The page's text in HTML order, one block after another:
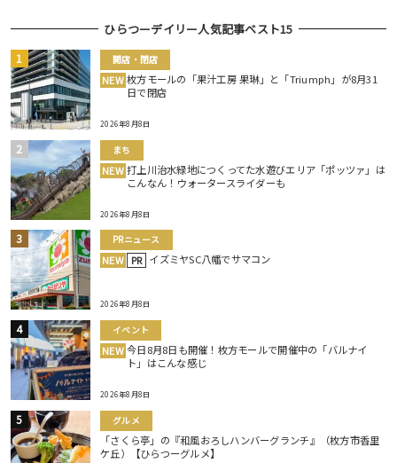
ひらつーデイリー人気記事ベスト15
開店・閉店
NEW 枚方モールの「果汁工房 果琳」と「Triumph」が8月31
日で閉店
2026年8月8日
まち
NEW 打上川治水緑地につくってた水遊びエリア「ポッツァ」は
こんなん！ウォータースライダーも
2026年8月8日
PRニュース
NEW PR イズミヤSC八幡でサマコン
2026年8月8日
イベント
NEW 今日8月8日も開催！枚方モールで開催中の「バルナイ
ト」はこんな感じ
2026年8月8日
グルメ
「さくら亭」の『和風おろしハンバーグランチ』（枚方市香里
ケ丘）【ひらつーグルメ】